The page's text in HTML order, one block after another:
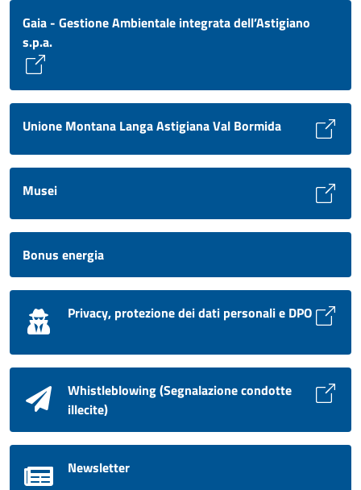
Gaia - Gestione Ambientale integrata dell’Astigiano
s.p.a.
Unione Montana Langa Astigiana Val Bormida
Musei
Bonus energia
Privacy, protezione dei dati personali e DPO
Whistleblowing (Segnalazione condotte
illecite)
Newsletter